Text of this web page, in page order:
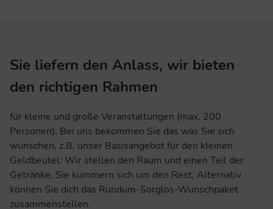
Sie liefern den Anlass, wir bieten
den richtigen Rahmen
für kleine und große Veranstaltungen (max. 200
Personen). Bei uns bekommen Sie das was Sie sich
wünschen, z.B. unser Basisangebot für den kleinen
Geldbeutel: Wir stellen den Raum und einen Teil der
Getränke, Sie kümmern sich um den Rest. Alternativ
können Sie dich das Rundum-Sorglos-Wunschpaket
zusammenstellen.